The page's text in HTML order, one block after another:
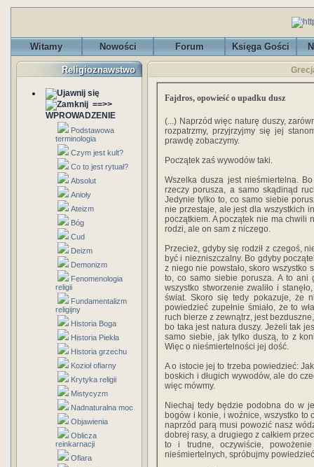
Witamy Nowości Forum Księga Gości
Religioznawstwo
==>>
WPROWADZENIE
Podstawowa
terminologia
Czym jest kult?
Co to jest rytuał?
Absolut
Anioły
Ateizm
Bóg
Cud
Deizm
Demonizm
Fenomenologia
religii
Fundamentalizm
religijny
Historia Boga
Historia Piekła
Historia grzechu
Kozioł ofiarny
Krytyka religii
Mistycyzm
Nadnaturalna moc
Objawienia
Oblicza
reinkarnacji
Ofiara
Fajdros, opowieść o upadku dusz
(...) Naprzód więc naturę duszy,
rozpatrzmy, przyjrzyjmy się jej
prawdę zobaczymy.
Początek zaś wywodów taki.
Wszelka dusza jest nieśmiertelna.
rzeczy porusza, a samo skądinąd
Jedynie tylko to, co samo siebie
nie przestaje, ale jest dla wszystkich
początkiem. A początek nie ma chwili
rodzi, ale on sam z niczego.
Przecież, gdyby się rodził z czegoś,
być i niezniszczalny. Bo gdyby
z niego nie powstało, skoro wszystko
to, co samo siebie porusza. A to
wszystko stworzenie zwaliło i
świat. Skoro się tedy pokazuje, że
powiedzieć zupełnie śmiało, że to
ruch bierze z zewnątrz, jest
bo taka jest natura duszy. Jeżeli tak
samo siebie, jak tylko duszą, to z
Więc o nieśmiertelności jej dość.
A o istocie jej to trzeba powiedzieć:
boskich i długich wywodów, ale do
więc mówmy.
Niechaj tedy będzie podobna do w
bogów i konie, i woźnice, wszystko to
naprzód parą musi powozić nasz
dobrej rasy, a drugiego z całkiem
to i trudne, oczywiście,
nieśmiertelnych, spróbujmy